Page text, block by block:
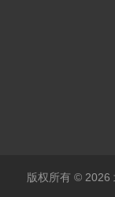
版权所有 ©